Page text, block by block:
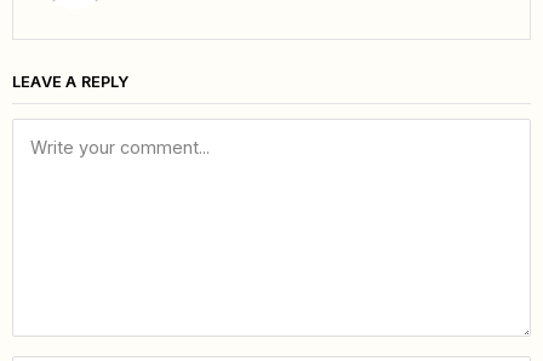
LEAVE A REPLY